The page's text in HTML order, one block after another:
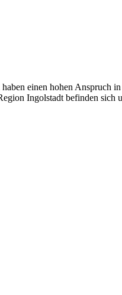
einen hohen Anspruch
Ingolstadt befinden sich